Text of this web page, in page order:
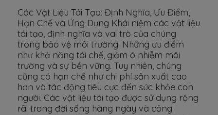
Các Vật Liệu Tái Tạo: Định Nghĩa, Ưu Điểm,
Hạn Chế và Ứng Dụng Khái niệm các vật liệu
tái tạo, định nghĩa và vai trò của chúng
trong bảo vệ môi trường. Những ưu điểm
như khả năng tái chế, giảm ô nhiễm môi
trường và sự bền vững. Tuy nhiên, chúng
cũng có hạn chế như chi phí sản xuất cao
hơn và tác động tiêu cực đến sức khỏe con
người. Các vật liệu tái tạo được sử dụng rộng
rãi trong đời sống hàng ngày và công